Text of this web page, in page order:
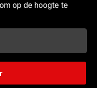
op de hoogte te